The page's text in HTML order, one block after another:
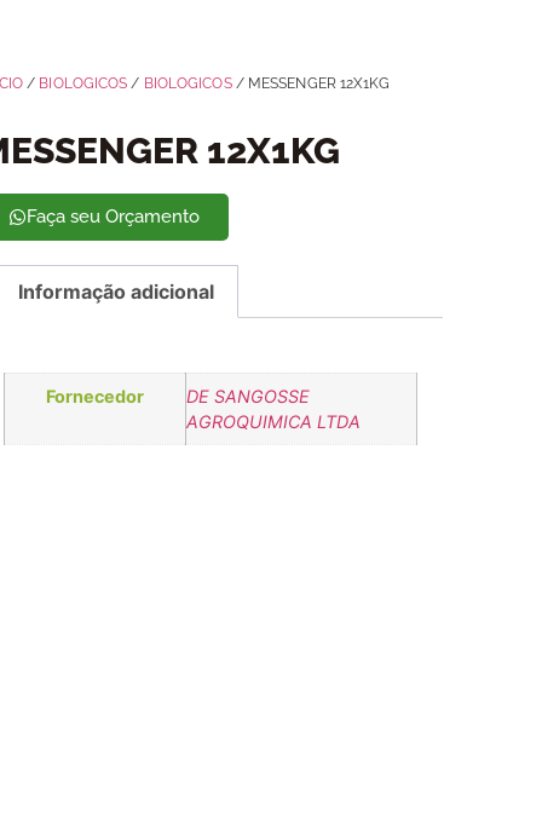
/ BIOLOGICOS / BIOLOGICOS/ MESSENGER 12X1KG
12X1KG
Faça seu Orçamento
Informação adicional
Fornecedor
DE SANGOSSE
AGROQUIMICA LTDA